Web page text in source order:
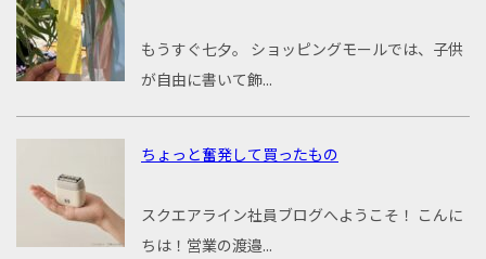
もうすぐ七夕。 ショッピングモールでは、子供
が自由に書いて飾...
ちょっと奮発して買ったもの
スクエアライン社員ブログへようこそ！ こんに
ちは！営業の渡邉...